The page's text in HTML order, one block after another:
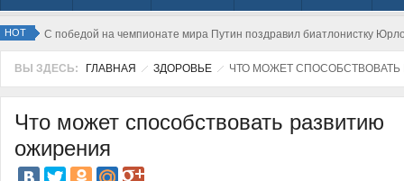
HOT С победой на чемпионате мира Путин поздравил биатлонистку
ВЫ ЗДЕСЬ: ГЛАВНАЯ ЗДОРОВЬЕ ЧТО МОЖЕТ
Что может способствовать развитию
ожирения